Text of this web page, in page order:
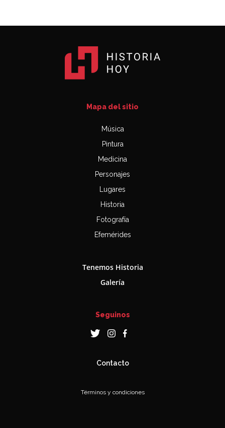
Mapa del sitio
Música
Pintura
Medicina
Personajes
Lugares
Historia
Fotografía
Efemérides
Tenemos Historia
Galería
Seguinos
Contacto
Términos y condiciones